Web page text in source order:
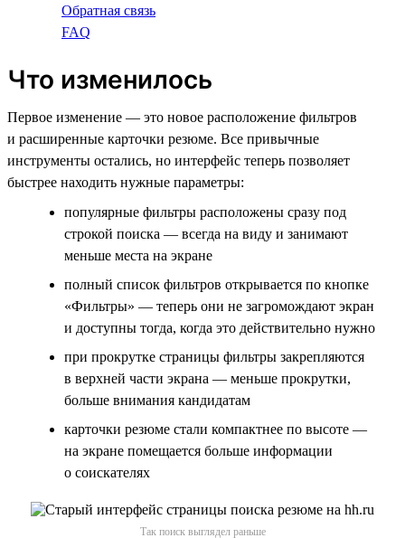
Обратная связь
FAQ
Что изменилось
Первое изменение — это новое расположение фильтров
и расширенные карточки резюме. Все привычные
инструменты остались, но интерфейс теперь позволяет
быстрее находить нужные параметры:
популярные фильтры расположены сразу под
строкой поиска — всегда на виду и занимают
меньше места на экране
полный список фильтров открывается по кнопке
«Фильтры» — теперь они не загромождают экран
и доступны тогда, когда это действительно нужно
при прокрутке страницы фильтры закрепляются
в верхней части экрана — меньше прокрутки,
больше внимания кандидатам
карточки резюме стали компактнее по высоте —
на экране помещается больше информации
о соискателях
Так поиск выглядел раньше